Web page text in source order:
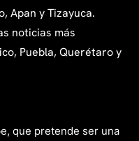
Apan y Tizayuca.
noticias más
Puebla, Querétaro y
que pretende ser una